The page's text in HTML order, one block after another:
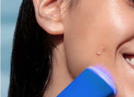
FAQ™ Pure Beauty-Tech Elixir
issa™ Teeth Whitening Set
English Deutsch
Français
Polski
Türkçe
简体中文